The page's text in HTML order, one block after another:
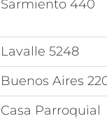
Sarmiento 440
Lavalle 5248
Buenos Aires
Casa Parroquial